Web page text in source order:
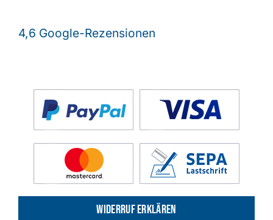
4,6 Google-Rezensionen
Widerruf erklären